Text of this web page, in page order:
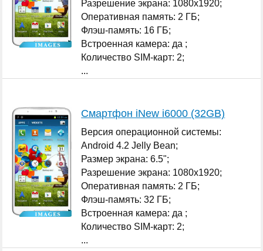
Разрешение экрана: 1080x1920;
Оперативная память: 2 ГБ;
Флэш-память: 16 ГБ;
Встроенная камера: да ;
Количество SIM-карт: 2;
...
Смартфон iNew i6000 (32GB)
Версия операционной системы:
Android 4.2 Jelly Bean;
Размер экрана: 6.5";
Разрешение экрана: 1080x1920;
Оперативная память: 2 ГБ;
Флэш-память: 32 ГБ;
Встроенная камера: да ;
Количество SIM-карт: 2;
...